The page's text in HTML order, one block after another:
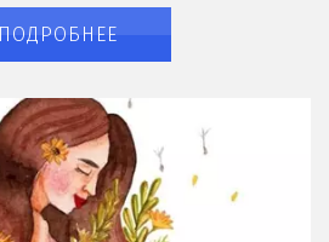
ПОДРОБНЕЕ